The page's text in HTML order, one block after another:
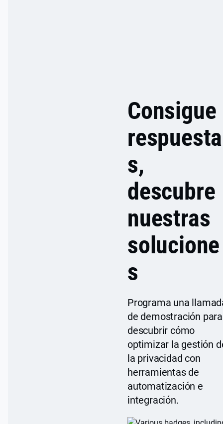
Consigue
respuesta
s,
descubre
nuestras
solucione
s
Programa una
de demostración para
descubrir cómo
optimizar la gestión
la privacidad con
herramientas de
automatización e
integración.